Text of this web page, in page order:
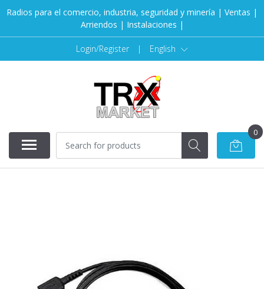
Radios para el comercio, industria, seguridad y minería | Ventas |
Arriendos | Instalaciones |
Login/Register | English
0